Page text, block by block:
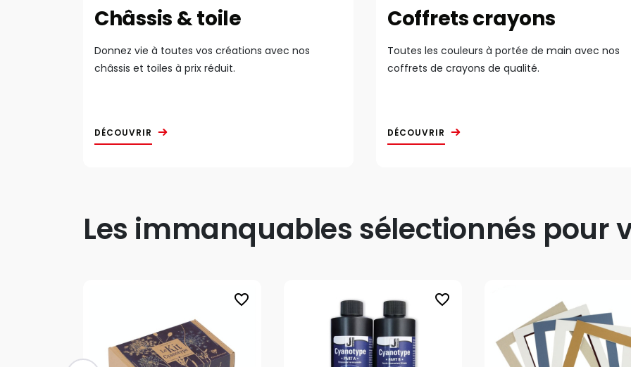
Châssis & toile
Donnez vie à toutes vos créations avec nos
châssis et toiles à prix réduit.
DÉCOUVRIR
Coffrets crayons
Toutes les couleurs à portée de main avec nos
coffrets de crayons de qualité.
DÉCOUVRIR
Les immanquables sélectionnés pour
favorite_border favorite_border